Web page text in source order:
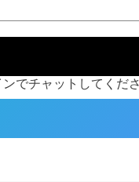
でチャットしてくだ